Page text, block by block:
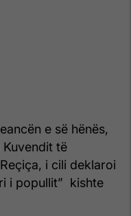
e së hënës,
të
i cili deklaroi
i popullit” kishte